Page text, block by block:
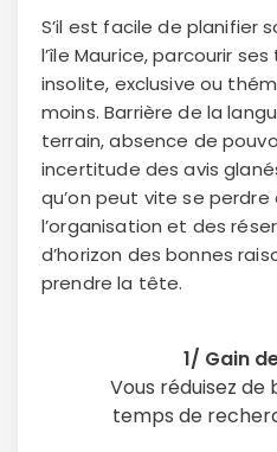
S’il est facile de planifier
l’île Maurice, parcourir
insolite, exclusive ou
moins. Barrière de la
terrain, absence de
incertitude des avis
qu’on peut vite se perdre
l’organisation et des
d’horizon des bonnes
prendre la tête.
1/ Gain
Vous réduisez
temps de